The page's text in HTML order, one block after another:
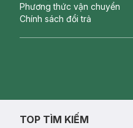
Phương thức vận chuyển
Chính sách đổi trả
TOP TÌM KIẾM